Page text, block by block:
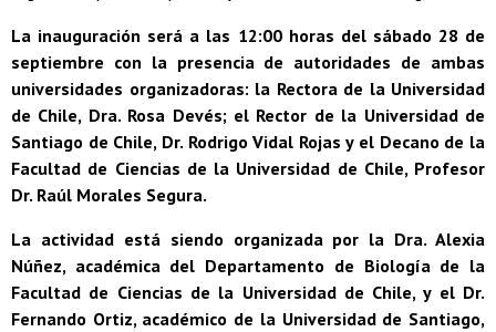
La inauguración será a las 12:00 horas del sábado 28 de
septiembre con la presencia de autoridades de ambas
universidades organizadoras: la Rectora de la Universidad
de Chile, Dra. Rosa Devés; el Rector de la Universidad de
Santiago de Chile, Dr. Rodrigo Vidal Rojas y el Decano de la
Facultad de Ciencias de la Universidad de Chile, Profesor
Dr. Raúl Morales Segura.
La actividad está siendo organizada por la Dra. Alexia
Núñez, académica del Departamento de Biología de la
Facultad de Ciencias de la Universidad de Chile, y el Dr.
Fernando Ortiz, académico de la Universidad de Santiago,